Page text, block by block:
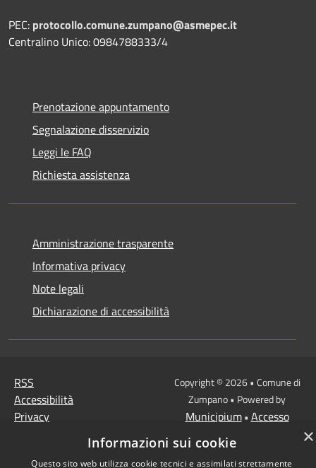
PEC: protocollo.comune.zumpano@asmepec.it
Centralino Unico: 0984788333/4
Prenotazione appuntamento
Segnalazione disservizio
Leggi le FAQ
Richiesta assistenza
Amministrazione trasparente
Informativa privacy
Note legali
Dichiarazione di accessibilità
RSS
Accessibilità
Privacy
Copyright © 2026 • Comune di
Zumpano • Powered by
Municipium• Accesso
redazione
×
Informazioni sui cookie
Questo sito web utilizza cookie tecnici e assimilati strettamente